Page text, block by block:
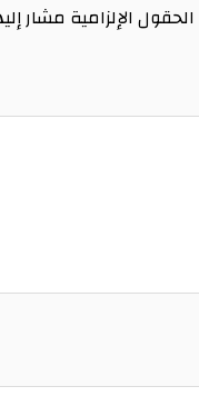
الحقول الإلزامية مشار